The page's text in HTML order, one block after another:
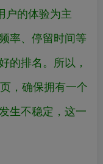
户的体验为主
率、停留时间等
的排名。所以，
，确保拥有一个
生不稳定，这一